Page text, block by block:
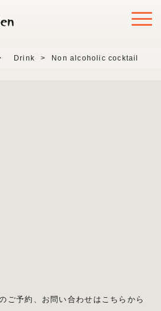
Drink > Non alcoholic cocktail
ご予約、お問い合わせはこちらから